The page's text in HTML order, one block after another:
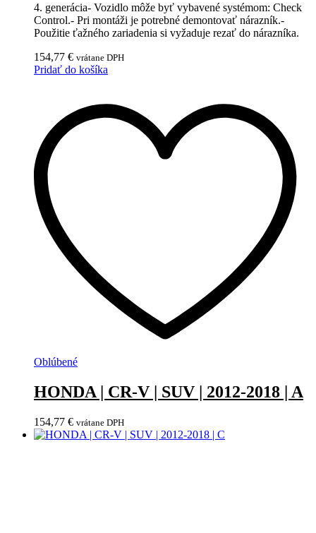
4. generácia- Vozidlo môže byť vybavené systémom: Check
Control.- Pri montáži je potrebné demontovať nárazník.-
Použitie ťažného zariadenia si vyžaduje rezať do nárazníka.
154,77 € vrátane DPH
Pridať do košíka
Oblúbené
HONDA | CR-V | SUV | 2012-2018 | A
154,77 € vrátane DPH